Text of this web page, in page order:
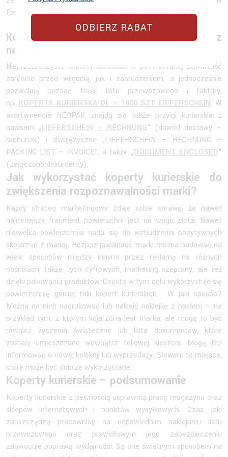
formatach C5, C6 oraz DL w ilości 500 i 1000 sztuk.
Koperty częściowo nieprzeźroczyste z
napisem
Nieprzezroczyste koperty kurierskie w pełni chronią zawartość
zarówno przed wilgocią, jak i zabrudzeniem, a jednocześnie
pozwalają poznać treść listu przewozowego i faktury,
np. KOPERTA KURIERSKA DL – 1000 SZT LIEFERSCHEIN. W
asortymencie NEOPAK znajdą się także przylgi kurierskie z
napisem „LIEFERSCHEIN – RECHNUNG” (dowód dostawy –
rachunek) i dwujęzyczne „LIEFERSCHEIN – RECHNUNG –
PACKING LIST – INVOICE”, a także „DOCUMENT ENCLOSED”
(załączono dokumenty).
Jak wykorzystać koperty kurierskie do
zwiększenia rozpoznawalności marki?
Każdy strateg marketingowy zdaje sobie sprawę, że nawet
najmniejszy fragment powierzchni jest na wagę złota. Nawet
niewielka powierzchnia nada się do wzbudzenia pozytywnych
skojarzeń z marką. Rozpoznawalność marki można budować na
wiele sposobów między innymi przez reklamę na różnych
nośnikach, także tych cyfrowych, marketing szeptany, ale też
dzięki pakowaniu produktów. Często w tym celu wykorzystuje się
powierzchnię górnej folii kopert kurierskich. W jaki sposób?
Można na nich nadrukować lub nakleić naklejkę z hasłem – na
przykład tym, z którym kojarzona jest marka, ale mogą to być
również życzenia świąteczne lub lista dokumentów, które
zostały umieszczone wewnątrz foliowej kieszeni. Mogą też
informować o nowej kolekcji lub wyprzedaży. Słowem to miejsce,
które może być dobrze wykorzystane.
Koperty kurierskie – podsumowanie
Koperty kurierskie z pewnością usprawnią pracę magazynu oraz
sklepów internetowych i punktów wysyłkowych. Czas, jaki
zaoszczędzą pracownicy na odpowiednim naklejaniu listu
przewozowego oraz prawidłowym jego zabezpieczeniu
zaowocuje poprawą wydajności. Są one świetnym sposobem na
ODBIERZ RABAT